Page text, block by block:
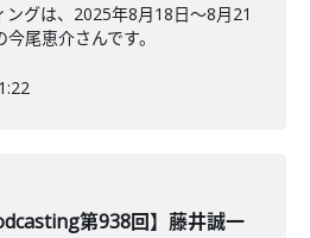
グは、2025年8月18日〜8月21
尾恵介さんです。
第938回】藤井誠一